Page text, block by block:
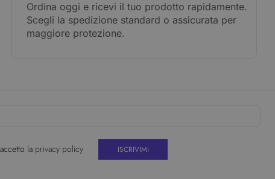
Ordina oggi e ricevi il tuo prodotto rapidamente.
Scegli la spedizione standard o assicurata per
maggiore protezione.
la privacy policy